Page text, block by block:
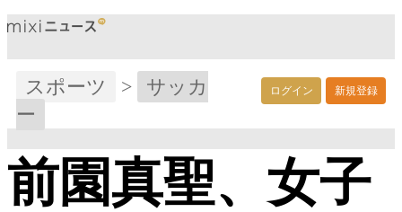
ログイン 新規登録
スポーツ >
サッカ
ー
前園真聖、女子